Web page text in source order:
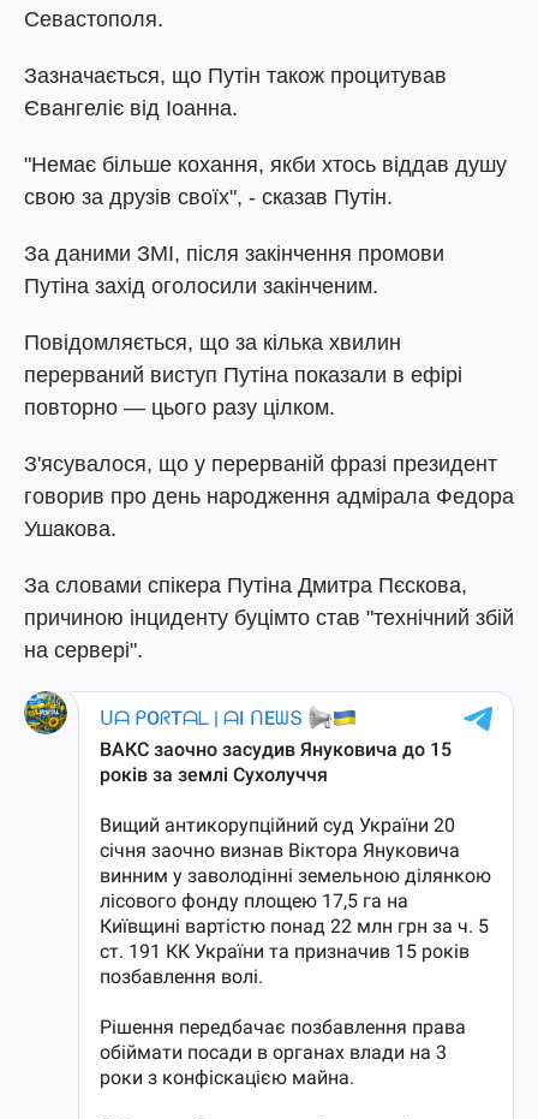
Севастополя.
Зазначається, що Путін також процитував
Євангеліє від Іоанна.
"Немає більше кохання, якби хтось віддав душу
свою за друзів своїх", - сказав Путін.
За даними ЗМІ, після закінчення промови
Путіна захід оголосили закінченим.
Повідомляється, що за кілька хвилин
перерваний виступ Путіна показали в ефірі
повторно — цього разу цілком.
З'ясувалося, що у перерваній фразі президент
говорив про день народження адмірала Федора
Ушакова.
За словами спікера Путіна Дмитра Пєскова,
причиною інциденту буцімто став "технічний збій
на сервері".